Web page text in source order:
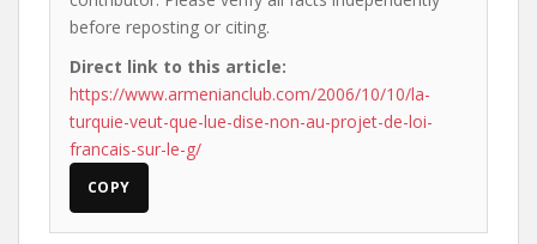
before reposting or citing.
Direct link to this article:
https://www.armenianclub.com/2006/10/10/la-
turquie-veut-que-lue-dise-non-au-projet-de-loi-
francais-sur-le-g/
COPY